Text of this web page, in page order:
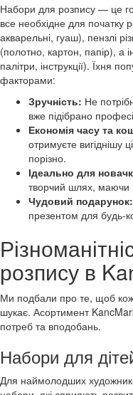
Набори для розпису — це
все необхідне для початку
акварельні, гуаш), пензлі
(полотно, картон, папір), а
палітри, інструкції). Їхня
факторами:
Зручність: Не
вже підібрано
Економія часу та
отримуєте вигіднішу
порізно.
Ідеально для
творчий шлях, маючи
Чудовий подарунок:
презентом для будь-
розпису в
Ми подбали про те, щоб
шукає. Асортимент
потреб та вподобань.
Набори для
Для наймолодших